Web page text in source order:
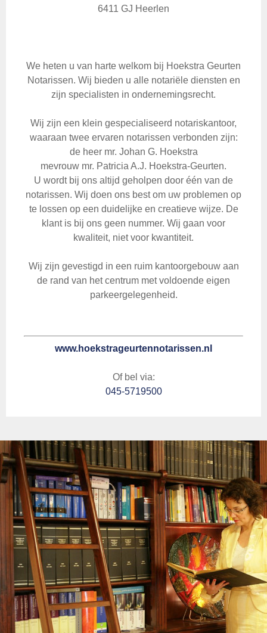
6411 GJ Heerlen
We heten u van harte welkom bij Hoekstra Geurten
Notarissen. Wij bieden u alle notariële diensten en
zijn specialisten in ondernemingsrecht.
Wij zijn een klein gespecialiseerd notariskantoor,
waaraan twee ervaren notarissen verbonden zijn:
de heer mr. Johan G. Hoekstra
mevrouw mr. Patricia A.J. Hoekstra-Geurten.
U wordt bij ons altijd geholpen door één van de
notarissen. Wij doen ons best om uw problemen op
te lossen op een duidelijke en creatieve wijze. De
klant is bij ons geen nummer. Wij gaan voor
kwaliteit, niet voor kwantiteit.
Wij zijn gevestigd in een ruim kantoorgebouw aan
de rand van het centrum met voldoende eigen
parkeergelegenheid.
www.hoekstrageurtennotarissen.nl
Of bel via:
045-5719500